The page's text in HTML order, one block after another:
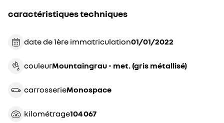
caractéristiques techniques
date de 1ère immatriculation 01/01/2022
couleur mountaingrau - met. (gris métallisé)
carrosserie monospace
kilométrage 104 067